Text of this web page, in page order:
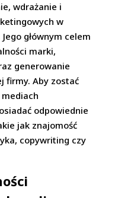
wdrażanie i
w
głównym celem
marki,
generowanie
firmy. Aby zostać
odpowiednie
jak znajomość
copywriting czy